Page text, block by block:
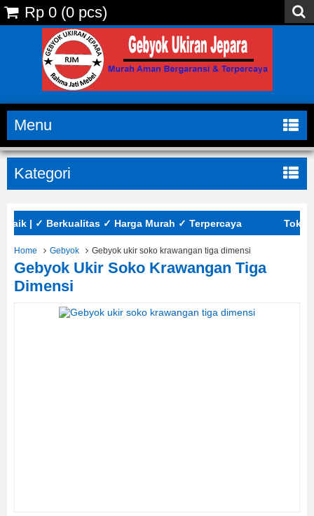
Rp 0 (0 pcs)
Menu
Kategori
| ✓ Berkualitas ✓ Harga Murah ✓ Terpercaya Toko
Home Gebyok Gebyok ukir soko krawangan tiga dimensi
Gebyok Ukir Soko Krawangan Tiga
Dimensi